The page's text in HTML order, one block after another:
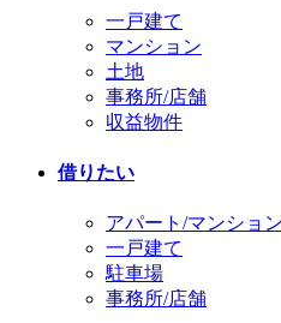
一戸建て
マンション
土地
事務所/店舗
収益物件
借りたい
アパート/マンション
一戸建て
駐車場
事務所/店舗